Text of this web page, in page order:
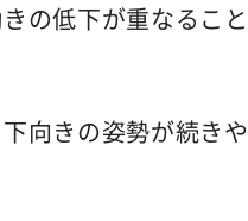
の低下が重なること
向きの姿勢が続きや